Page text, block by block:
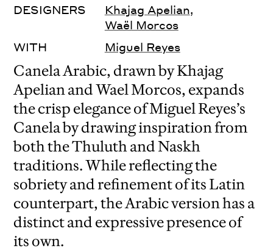
DESIGNERS Khajag Apelian,
Waël Morcos
WITH
Miguel Reyes
Canela Arabic, drawn by Khajag
Apelian and Wael Morcos, expands
the crisp elegance of Miguel Reyes’s
Canela by drawing inspiration from
both the Thuluth and Naskh
traditions. While reflecting the
sobriety and refinement of its Latin
counterpart, the Arabic version has a
distinct and expressive presence of
its own.